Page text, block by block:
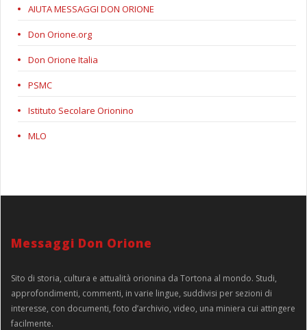
AIUTA MESSAGGI DON ORIONE
Don Orione.org
Don Orione Italia
PSMC
Istituto Secolare Orionino
MLO
Messaggi Don Orione
Sito di storia, cultura e attualità orionina da Tortona al mondo. Studi,
approfondimenti, commenti, in varie lingue, suddivisi per sezioni di
interesse, con documenti, foto d’archivio, video, una miniera cui attingere
facilmente.